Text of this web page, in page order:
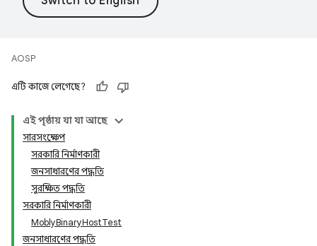
AOSP
এটি কাজে লেগেছে?
এই পৃষ্ঠায় যা যা আছে
সারসংক্ষেপ
সরকারি নির্মাণকারী
জনসাধারণের পদ্ধতি
সুরক্ষিত পদ্ধতি
সরকারি নির্মাণকারী
MoblyBinaryHostTest
জনসাধারণের পদ্ধতি